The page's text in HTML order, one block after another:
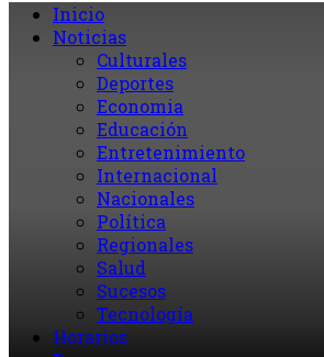
Inicio
Noticias
Culturales
Deportes
Economia
Educación
Entretenimiento
Internacional
Nacionales
Política
Regionales
Salud
Sucesos
Tecnología
Horarios